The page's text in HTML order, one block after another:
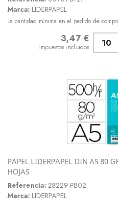
Marca: LIDERPAPEL
La cantidad mínima en el pedido de
3,47 €
Impuestos incluidos
PAPEL LIDERPAPEL DIN A5 80
HOJAS
Referencia: 28229-PB02
Marca: LIDERPAPEL